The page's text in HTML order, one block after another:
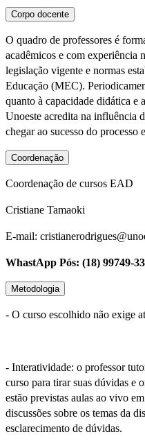
Corpo docente
O quadro de professores é
acadêmicos e com experiência
legislação vigente e normas
Educação (MEC).
quanto à capacidade didática e
Unoeste acredita na influência
chegar ao sucesso do processo
Coordenação
Coordenação de cursos EAD
Cristiane Tamaoki
E-mail:
WhastApp Pós: (18) 99749-
Metodologia
- O curso escolhido não exige
- Interatividade: o professor
curso para tirar suas dúvidas e
estão previstas aulas ao vivo
discussões sobre os temas da
esclarecimento de dúvidas.